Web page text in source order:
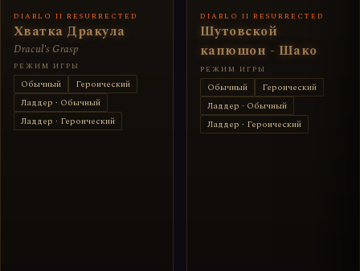
DIABLO II RESURRECTED
Хватка Дракула
Dracul's Grasp
РЕЖИМ ИГРЫ
Обычный
Героический
Ладдер · Обычный
Ладдер · Героический
DIABLO II RESURRECTED
Шутовской
капюшон - Шако
РЕЖИМ ИГРЫ
Обычный
Героический
Ладдер · Обычный
Ладдер · Героический